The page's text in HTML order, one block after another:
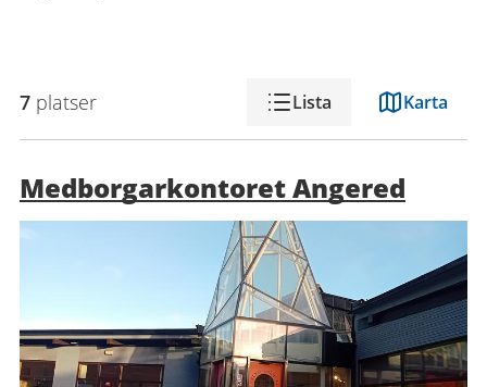
Lista Karta
7 platser
Medborgarkontoret Angered